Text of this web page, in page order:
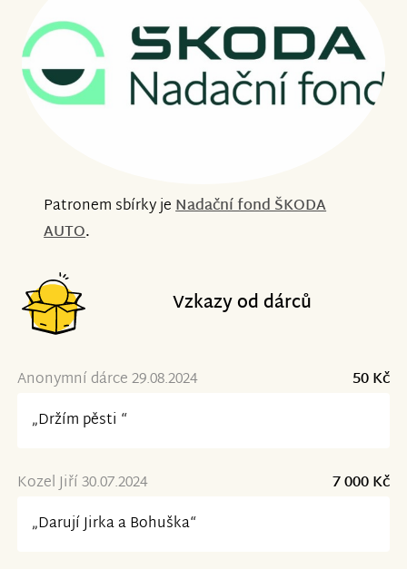
Patronem sbírky jeNadační fond ŠKODA
AUTO.
Vzkazy od dárců
Anonymní dárce 29.08.2024
50 Kč
„Držím pěsti “
Kozel Jiří 30.07.2024
7 000 Kč
„Darují Jirka a Bohuška“